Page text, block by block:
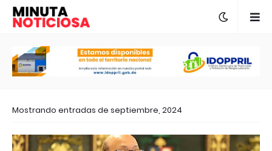
Mostrando entradas de septiembre, 2024